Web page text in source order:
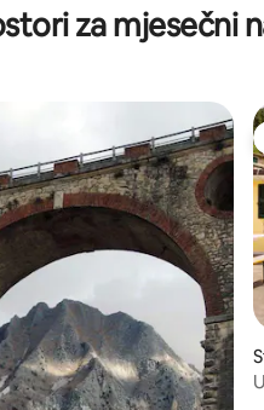
za mjesečni
205